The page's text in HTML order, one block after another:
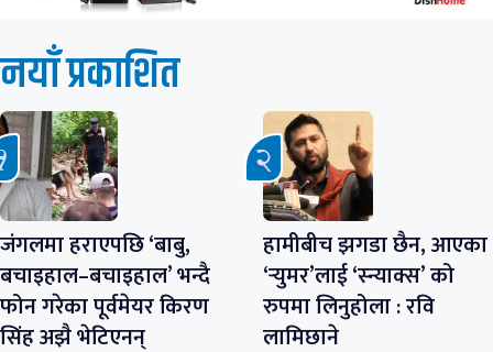
नयाँ प्रकाशित
जंगलमा हराएपछि ‘बाबु,
बचाइहाल–बचाइहाल’ भन्दै
फोन गरेका पूर्वमेयर किरण
सिंह अझै भेटिएनन्
हामीबीच झगडा छैन, आएका
‘र्‍युमर’लाई ‘स्न्याक्स’ को
रुपमा लिनुहोला : रवि
लामिछाने